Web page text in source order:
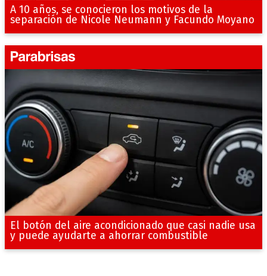
A 10 años, se conocieron los motivos de la
separación de Nicole Neumann y Facundo Moyano
El botón del aire acondicionado que casi nadie usa
y puede ayudarte a ahorrar combustible